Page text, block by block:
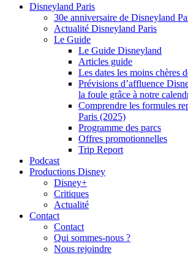
Disneyland Paris
30e anniversaire de Disneyland
Actualité Disneyland Paris
Le Guide
Le Guide Disneyland
Articles guide
Les dates les moins chères
Prévisions d’affluence
la foule grâce à notre
Comprendre les formules
Paris (2025)
Programme des parcs
Offres promotionnelles
Trip Report
Podcast
Productions Disney
Disney+
Critiques
Actualité
Contact
Contact
Qui sommes-nous ?
Nous rejoindre